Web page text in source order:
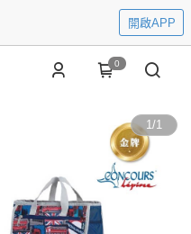
開啟APP
0
1/1